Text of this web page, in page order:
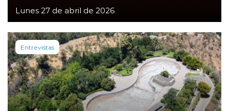
Lunes 27 de abril de 2026
Entrevistas